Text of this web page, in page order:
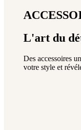
L'art du
Des accessoires
votre style et